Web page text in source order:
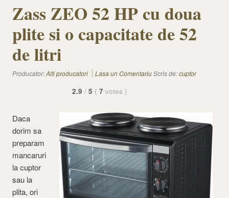
Zass ZEO 52 HP cu doua
plite si o capacitate de 52
de litri
Producator:Alti producatori Lasa un ComentariuScris de:cuptor
2.9 / 5 ( 7 votes )
Daca
dorim sa
preparam
mancaruri
la cuptor
sau la
plita, ori